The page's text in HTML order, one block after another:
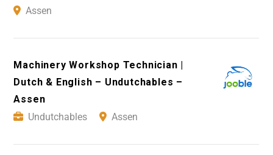
Assen
Machinery Workshop Technician |
Dutch & English – Undutchables –
Assen
Undutchables
Assen